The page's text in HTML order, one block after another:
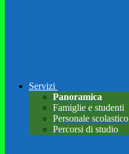
Servizi
Panoramica
Famiglie e studenti
Personale scolastico
Percorsi di studio